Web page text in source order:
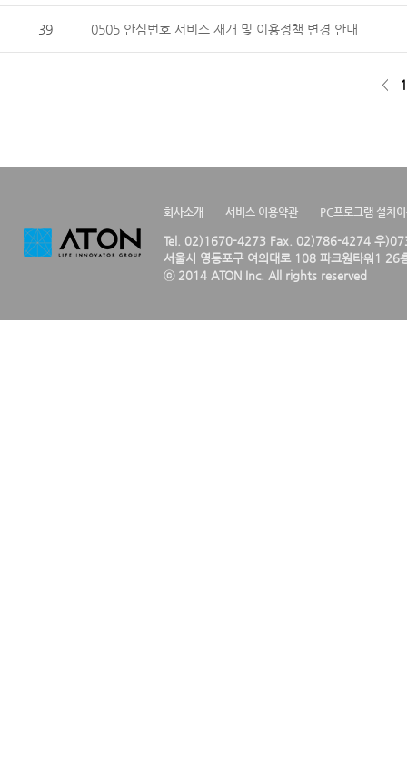
39 0505 안심번호 서비스 재개 및 이용정책 변경 안내
< 1
회사소개 서비스 이용약관 PC프로그램 설치
Tel. 02)1670-4273 Fax. 02)786-4274 우
서울시 영등포구 여의대로 108 파크원타워1 26
ⓒ 2014 ATON Inc. All rights reserved